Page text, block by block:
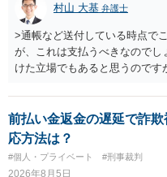
村山 大基 弁護士
>通帳など送付している時点で
が、これは支払うべきなので
けた立場でもあると思うので
がいいとは思います。 そもそ
は法に触れる可能性もありま
ことは可能でしょうか？ →一般
０万円の被害を受けたとして、
たら、 できるだけ重い刑罰を
前払い金返金の遅延で詐
応方法は？
#個人・プライベート #刑事裁判
2026年8月5日